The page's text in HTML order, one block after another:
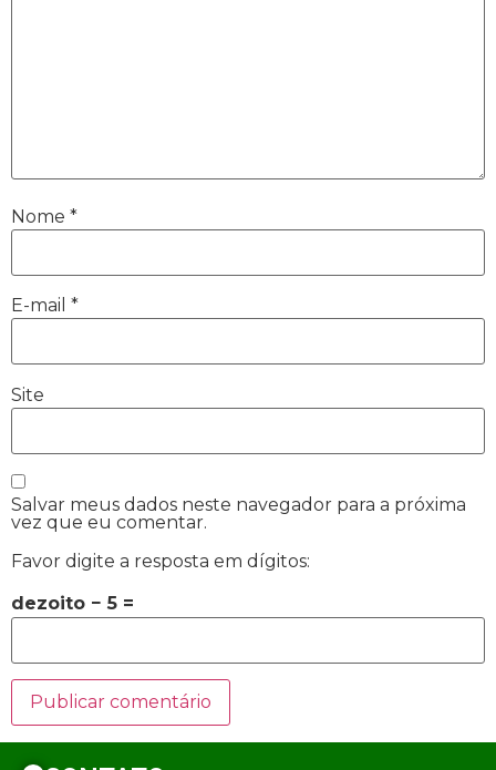
Nome *
E-mail *
Site
Salvar meus dados neste navegador para a próxima
vez que eu comentar.
Favor digite a resposta em dígitos:
dezoito − 5 =